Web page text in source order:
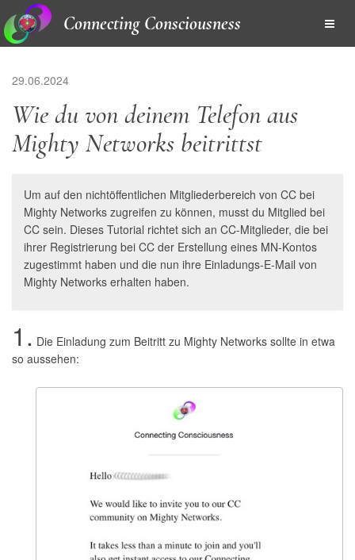
Connecting Consciousness
29.06.2024
Wie du von deinem Telefon aus
Mighty Networks beitrittst
Um auf den nichtöffentlichen Mitgliederbereich von CC bei
Mighty Networks zugreifen zu können, musst du Mitglied bei
CC sein. Dieses Tutorial richtet sich an CC-Mitglieder, die bei
ihrer Registrierung bei CC der Erstellung eines MN-Kontos
zugestimmt haben und die nun ihre Einladungs-E-Mail von
Mighty Networks erhalten haben.
1. Die Einladung zum Beitritt zu Mighty Networks sollte in etwa
so aussehen: